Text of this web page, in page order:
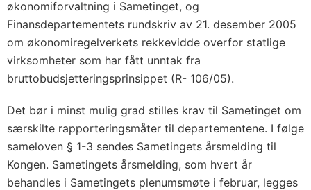
økonomiforvaltning i Sametinget, og
Finansdepartementets rundskriv av 21. desember 2005
om økonomiregelverkets rekkevidde overfor statlige
virksomheter som har fått unntak fra
bruttobudsjetteringsprinsippet (R- 106/05).
Det bør i minst mulig grad stilles krav til Sametinget om
særskilte rapporteringsmåter til departementene. I følge
sameloven § 1-3 sendes Sametingets årsmelding til
Kongen. Sametingets årsmelding, som hvert år
behandles i Sametingets plenumsmøte i februar, legges